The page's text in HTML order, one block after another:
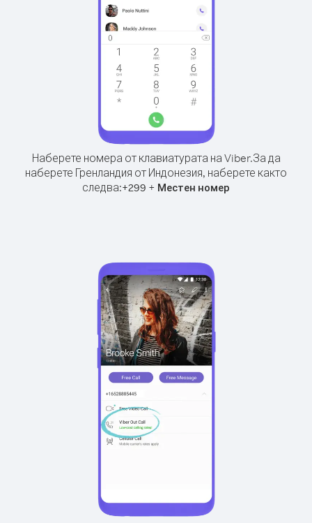
Наберете номера от клавиатурата на Viber.За да
наберете Гренландия от Индонезия, наберете както
следва:+299 + Местен номер